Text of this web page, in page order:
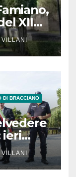
XII
VILLANI
DI BRACCIANO
ieri
VILLANI